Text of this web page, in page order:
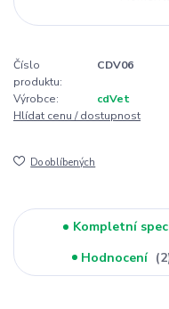
Číslo
produktu:
CDV06
Výrobce:
cdVet
Hlídat cenu / dostupnost
Do oblíbených
Kompletní
Hodnocení
2